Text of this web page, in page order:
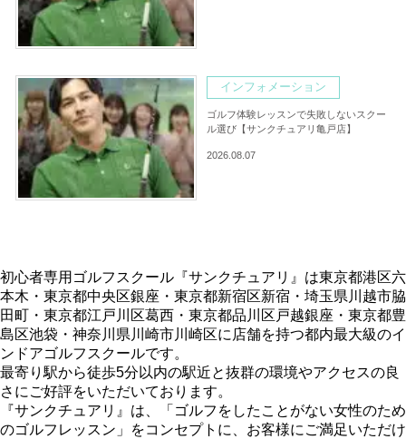
インフォメーション
ゴルフ体験レッスンで失敗しないスクー
ル選び【サンクチュアリ亀戸店】
2026.08.07
初心者専用ゴルフスクール『サンクチュアリ』は東京都港区六
本木・東京都中央区銀座・東京都新宿区新宿・埼玉県川越市脇
田町・東京都江戸川区葛西・東京都品川区戸越銀座・東京都豊
島区池袋・神奈川県川崎市川崎区に店舗を持つ都内最大級のイ
ンドアゴルフスクールです。
最寄り駅から徒歩5分以内の駅近と抜群の環境やアクセスの良
さにご好評をいただいております。
『サンクチュアリ』は、「ゴルフをしたことがない女性のため
のゴルフレッスン」をコンセプトに、お客様にご満足いただけ